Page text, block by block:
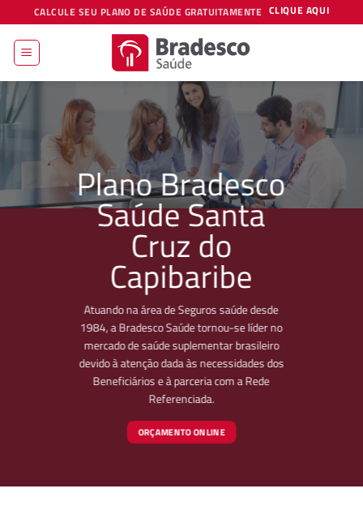
to
content
CALCULE SEU PLANO DE SAÚDE GRATUITAMENTE CLIQUE AQUI
Plano Bradesco
Saúde Santa
Cruz do
Capibaribe
Atuando na área de Seguros saúde desde
1984, a Bradesco Saúde tornou-se líder no
mercado de saúde suplementar brasileiro
devido à atenção dada às necessidades dos
Beneficiários e à parceria com a Rede
Referenciada.
ORÇAMENTO ONLINE